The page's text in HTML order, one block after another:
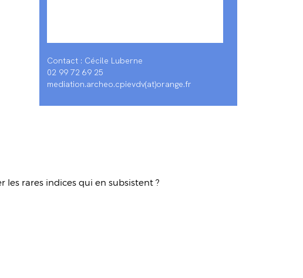
Contact : Cécile Luberne
02 99 72 69 25
mediation.archeo.cpievdv(at)orange.fr
rares indices qui en subsistent ?